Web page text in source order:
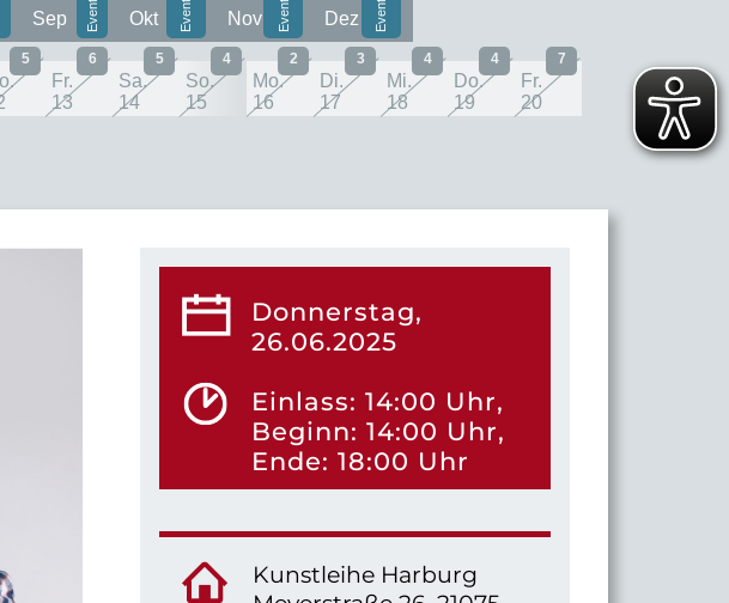
Sep Okt Nov Dez
5
Fr.
13
6
Sa.
14
5
So.
15
4
Mo.
16
2
Di.
17
3
Mi.
18
4
Do.
19
4
Fr.
20
7
Donnerstag,
26.06.2025
Einlass: 14:00 Uhr,
Beginn: 14:00 Uhr,
Ende: 18:00 Uhr
Kunstleihe Harburg